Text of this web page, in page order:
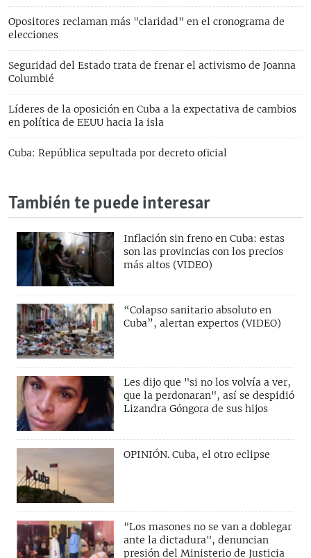
Opositores reclaman más "claridad" en el cronograma de
elecciones
Seguridad del Estado trata de frenar el activismo de Joanna
Columbié
Líderes de la oposición en Cuba a la expectativa de cambios
en política de EEUU hacia la isla
Cuba: República sepultada por decreto oficial
También te puede interesar
Inflación sin freno en Cuba: estas
son las provincias con los precios
más altos (VIDEO)
“Colapso sanitario absoluto en
Cuba”, alertan expertos (VIDEO)
Les dijo que "si no los volvía a ver,
que la perdonaran", así se despidió
Lizandra Góngora de sus hijos
OPINIÓN. Cuba, el otro eclipse
"Los masones no se van a doblegar
ante la dictadura", denuncian
presión del Ministerio de Justicia